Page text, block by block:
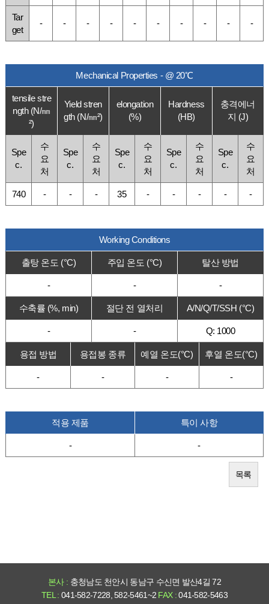
Tar
get
- - - - - - - - - -
Mechanical Properties - @ 20℃
tensile stre
ngth (N/㎜
²)
Yield stren
gth (N/㎜²)
elongation
(%)
Hardness
(HB)
충격에너
지 (J)
Spe
c.
수
요
처
Spe
c.
수
요
처
Spe
c.
수
요
처
Spe
c.
수
요
처
Spe
c.
수
요
처
740 - - - 35 - - - - -
Working Conditions
출탕 온도 (°C) 주입 온도 (°C) 탈산 방법
- - -
수축률 (%, min) 절단 전 열처리 A/N/Q/T/SSH (°C)
- - Q: 1000
용접 방법 용접봉 종류 예열 온도(°C) 후열 온도(°C)
- - - -
적용 제품 특이 사항
- -
목록
본사 : 충청남도 천안시 동남구 수신면 발산4길 72
TEL : 041-582-7228, 582-5461~2 FAX :041-582-5463